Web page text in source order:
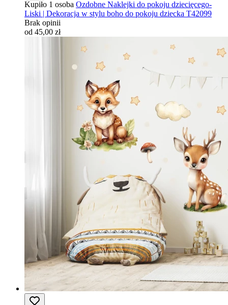
Kupiło 1 osoba Ozdobne Naklejki do pokoju dziecięcego-
Liski | Dekoracja w stylu boho do pokoju dziecka T42099
Brak opinii
od 45,00 zł